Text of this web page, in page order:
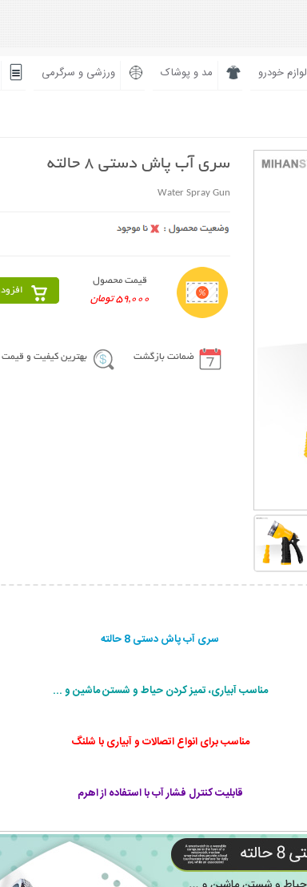
لوازم خودرو مد و پوشاک ورزشی و سرگرمی
سری آب پاش دستی 8 حالته
Water Spray Gun
قیمت محصول
59,000 تومان
ضمانت بازگشت بهترین کیفیت و قیمت
سری آب پاش دستی 8 حالته
مناسب آبیاری، تمیز کردن حیاط و شستن ماشین و ...
مناسب برای انواع اتصالات و آبیاری با شلنگ
قابلیت کنترل فشار آب با استفاده از اهرم